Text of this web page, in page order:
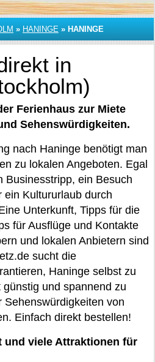
» HANINGE » HANINGE
in
Ferienhaus zur Miete
Sehenswürdigkeiten.
nach Haninge benötigt man
zu lokalen Angeboten. Egal
Businesstripp, ein Besuch
ein Kultururlaub durch
Unterkunft, Tipps für die
für Ausflüge und Kontakte
und lokalen Anbietern sind
sucht die
Haninge selbst zu
und spannend zu
von
Einfach direkt bestellen!
und viele Attraktionen für